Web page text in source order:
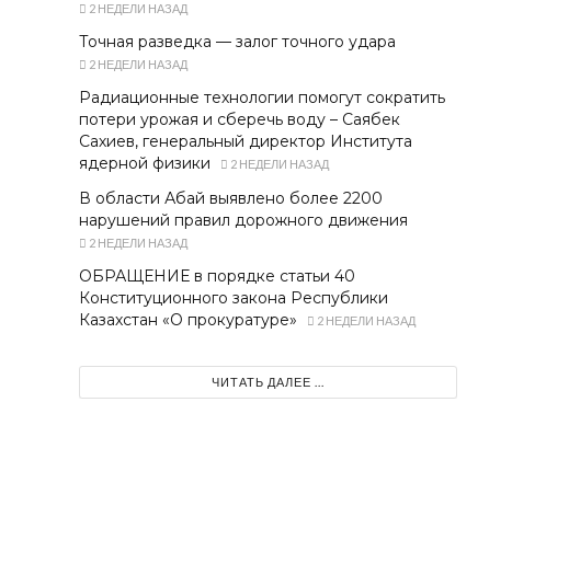
2 НЕДЕЛИ НАЗАД
Точная разведка — залог точного удара
2 НЕДЕЛИ НАЗАД
Радиационные технологии помогут сократить
потери урожая и сберечь воду – Саябек
Сахиев, генеральный директор Института
ядерной физики
2 НЕДЕЛИ НАЗАД
В области Абай выявлено более 2200
нарушений правил дорожного движения
2 НЕДЕЛИ НАЗАД
ОБРАЩЕНИЕ в порядке статьи 40
Конституционного закона Республики
Казахстан «О прокуратуре»
2 НЕДЕЛИ НАЗАД
ЧИТАТЬ ДАЛЕЕ ...